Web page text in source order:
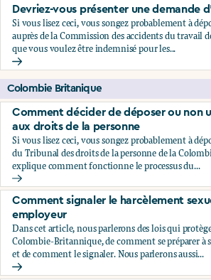
Devriez-vous présenter une demande
Si vous lisez ceci, vous songez probablement à
auprès de la Commission des accidents du travail
que vous voulez être indemnisé pour les...
Devriez-vous présenter une demande
Colombie Britanique
Comment décider de déposer ou non
aux droits de la personne
Si vous lisez ceci, vous songez probablement à
du Tribunal des droits de la personne de la
explique comment fonctionne le processus du...
Comment décider de déposer ou non
Comment signaler le harcèlement
employeur
Dans cet article, nous parlerons des lois qui
Colombie-Britannique, de comment se préparer à
et de comment le signaler. Nous parlerons aussi...
Comment signaler le harcèlement